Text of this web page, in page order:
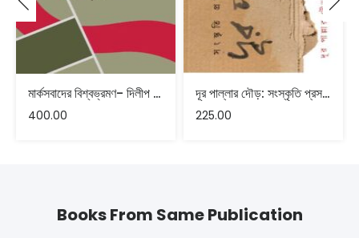
মার্কসবাদের বিশ্বভ্রমণ- দিলীপ মজুমদার
400.00
দূর পাল্লার দৌড়: সংস্কৃতি প্রসঙ্গে কার্ল মার্কস – রামকৃষ্ণ ভট্টাচার্য
225.00
Books From Same Publication